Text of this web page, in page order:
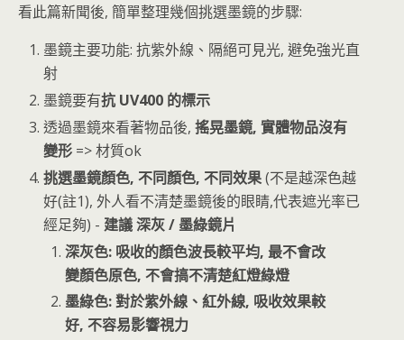
看此篇新聞後, 簡單整理幾個挑選墨鏡的步驟:
墨鏡主要功能: 抗紫外線、隔絕可見光, 避免強光直
射
墨鏡要有抗 UV400 的標示
透過墨鏡來看著物品後,搖晃墨鏡, 實體物品沒有
變形 => 材質ok
挑選墨鏡顏色, 不同顏色, 不同效果(不是越深色越
好(註1), 外人看不清楚墨鏡後的眼睛,代表遮光率已
經足夠) - 建議 深灰 / 墨綠鏡片
深灰色: 吸收的顏色波長較平均, 最不會改
變顏色原色, 不會搞不清楚紅燈綠燈
墨綠色: 對於紫外線、紅外線, 吸收效果較
好, 不容易影響視力